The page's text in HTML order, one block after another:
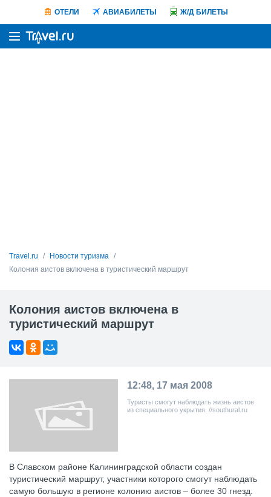
ОТЕЛИ АВИАБИЛЕТЫ Ж/Д БИЛЕТЫ
Travel.ru
Новости туризма
Колония аистов включена в туристический маршрут
Колония аистов включена в
туристический маршрут
12:48, 17 мая 2008
Туристы смогут наблюдать жизнь аистов
из специального укрытия. //southural.ru
В Славском районе Калининградской области создан
туристический маршрут, участники которого смогут наблюдать
самую большую в регионе колонию аистов – более 30 гнезд.